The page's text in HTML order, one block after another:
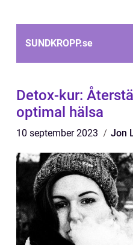
SUNDKROPP.se
Detox-kur:
optimal hälsa
10 september 2023 Jon